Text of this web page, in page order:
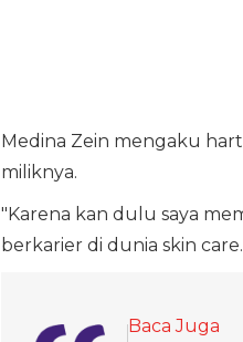
Medina Zein mengaku
miliknya.
"Karena kan dulu saya
berkarier di dunia skin
Baca Juga